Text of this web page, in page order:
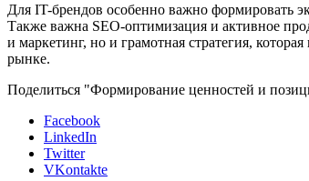
Для IT-брендов особенно важно формировать
Также важна SEO-оптимизация и активное
и маркетинг, но и грамотная стратегия,
рынке.
Поделиться "Формирование ценностей и
Facebook
LinkedIn
Twitter
VKontakte